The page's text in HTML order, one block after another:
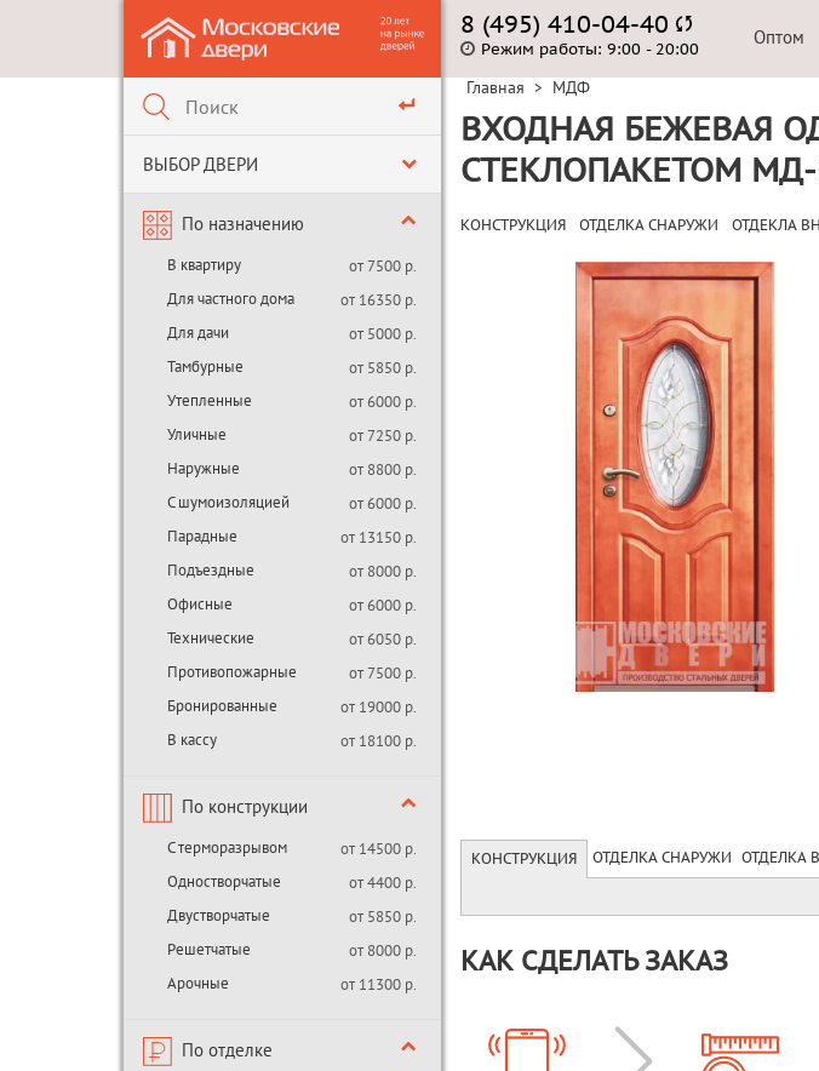
ВЫБОР ДВЕРИ
По назначению
В квартиру
от 7500 р.
Для частного дома
от 16350 р.
Для дачи
от 5000 р.
Тамбурные
от 5850 р.
Утепленные
от 6000 р.
Уличные
от 7250 р.
Наружные
от 8800 р.
С шумоизоляцией
от 6000 р.
Парадные
от 13150 р.
Подъездные
от 8000 р.
Офисные
от 6000 р.
Технические
от 6050 р.
Противопожарные
от 7500 р.
Бронированные
от 19000 р.
В кассу
от 18100 р.
По конструкции
С терморазрывом
от 14500 р.
Одностворчатые
от 4400 р.
Двустворчатые
от 5850 р.
Решетчатые
от 8000 р.
Арочные
от 11300 р.
По отделке
8 (495) 410-04-40
Режим работы: 9:00 - 20:00
Оптом
Главная > МДФ
ВХОДНАЯ БЕЖЕВАЯ
СТЕКЛОПАКЕТОМ МД-
КОНСТРУКЦИЯ ОТДЕЛКА СНАРУЖИ ОТДЕКЛА
КОНСТРУКЦИЯ ОТДЕЛКА СНАРУЖИ ОТДЕЛКА
КАК СДЕЛАТЬ ЗАКАЗ